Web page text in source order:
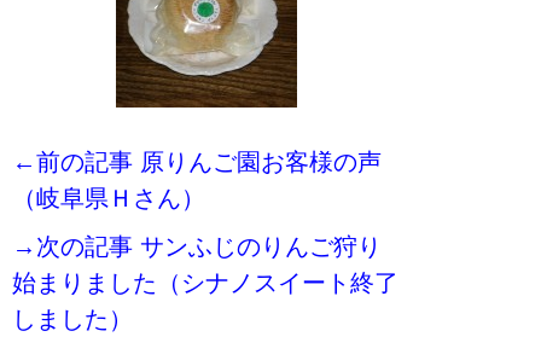
←前の記事 原りんご園お客様の声
（岐阜県Ｈさん）
→次の記事 サンふじのりんご狩り
始まりました（シナノスイート終了
しました）